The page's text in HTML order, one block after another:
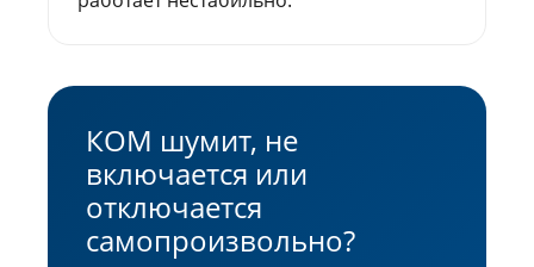
КОМ шумит, не
включается или
отключается
самопроизвольно?